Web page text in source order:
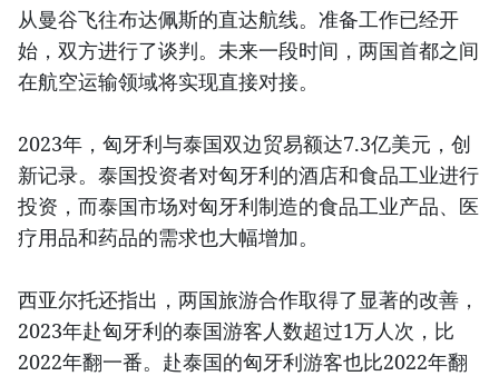
从曼谷飞往布达佩斯的直达航线。准备工作已经开
始，双方进行了谈判。未来一段时间，两国首都之间
在航空运输领域将实现直接对接。
2023年，匈牙利与泰国双边贸易额达7.3亿美元，创
新记录。泰国投资者对匈牙利的酒店和食品工业进行
投资，而泰国市场对匈牙利制造的食品工业产品、医
疗用品和药品的需求也大幅增加。
西亚尔托还指出，两国旅游合作取得了显著的改善，
2023年赴匈牙利的泰国游客人数超过1万人次，比
2022年翻一番。赴泰国的匈牙利游客也比2022年翻